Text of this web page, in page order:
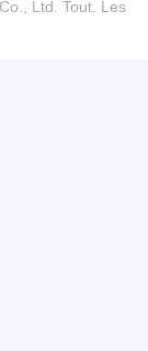
Ltd. Tout. Les